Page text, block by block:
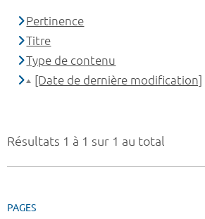
Résultats 1 à 1 sur 1 au total
PAGES
Pertinence
Titre
Type de contenu
[Date de dernière modification]